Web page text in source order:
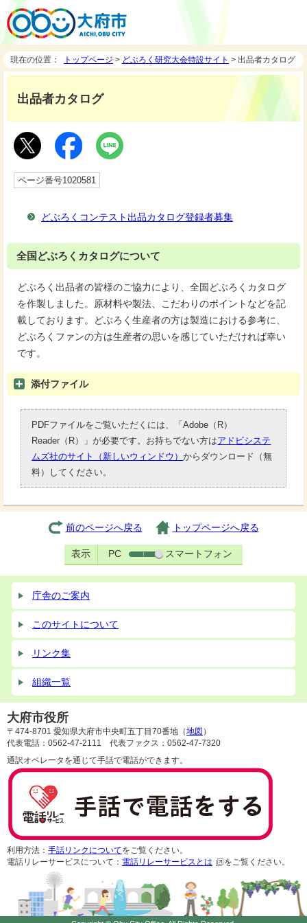
現在の位置： トップページ > どぶろく研究大会特設サイト > 出品者カタログ
出品者カタログ
ページ番号1020581
どぶろくコンテスト出品カタログ登録者募集
全国どぶろくカタログについて
どぶろく出品者の皆様のご協力により、全国どぶろくカタログ
を作製しました。原材料や製法、こだわりのポイントなどを記
載しております。どぶろく生産者の方は製造における参考に、
どぶろくファンの方は生産者の思いを感じていただければ幸い
です。
添付ファイル
PDFファイルをご覧いただくには、「Adobe（R）
Reader（R）」が必要です。お持ちでない方はアドビシステ
ムズ社のサイト（新しいウィンドウ）からダウンロード（無
料）してください。
前のページへ戻る トップページへ戻る
表示 PC スマートフォン
庁舎のご案内
このサイトについて
リンク集
組織一覧
大府市役所
〒474-8701 愛知県大府市中央町五丁目70番地（地図 ）
代表電話：0562-47-2111 代表ファクス：0562-47-7320
通訳オペレータを通じて手話で電話ができます。
利用方法： 手話リンクについてをご覧ください。
電話リレーサービスについて： 電話リレーサービスとは をご覧ください。